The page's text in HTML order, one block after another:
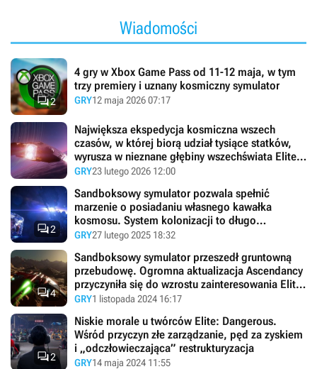
Wiadomości
2
4 gry w Xbox Game Pass od 11-12 maja, w tym
trzy premiery i uznany kosmiczny symulator
GRY12 maja 2026 07:17
Największa ekspedycja kosmiczna wszech
czasów, w której biorą udział tysiące statków,
wyrusza w nieznane głębiny wszechświata Elite:
Dangerous
GRY23 lutego 2026 12:00
2
Sandboksowy symulator pozwala spełnić
marzenie o posiadaniu własnego kawałka
kosmosu. System kolonizacji to długo
wyczekiwana funkcja Elite: Dangerous
GRY27 lutego 2025 18:32
4
Sandboksowy symulator przeszedł gruntowną
przebudowę. Ogromna aktualizacja Ascendancy
przyczyniła się do wzrostu zainteresowania Elite
Dangerous
GRY1 listopada 2024 16:17
2
Niskie morale u twórców Elite: Dangerous.
Wśród przyczyn złe zarządzanie, pęd za zyskiem
i „odczłowieczająca” restrukturyzacja
GRY14 maja 2024 11:55